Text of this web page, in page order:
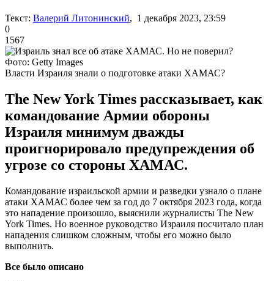
Текст: Валерий Литонинский, 1 декабря 2023, 23:59
0
1567
Фото: Getty Images
Власти Израиля знали о подготовке атаки ХАМАС?
The New York Times рассказывает, как
командование Армии обороны
Израиля минимум дважды
проигнорировало предупреждения об
угрозе со стороны ХАМАС.
Командование израильской армии и разведки узнало о плане
атаки ХАМАС более чем за год до 7 октября 2023 года, когда
это нападение произошло, выяснили журналисты The New
York Times. Но военное руководство Израиля посчитало план
нападения слишком сложным, чтобы его можно было
выполнить.
Все было описано